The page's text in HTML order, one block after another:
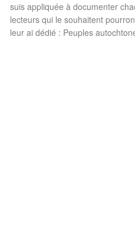
suis appliquée à documenter
lecteurs qui le souhaitent
leur ai dédié : Peuples